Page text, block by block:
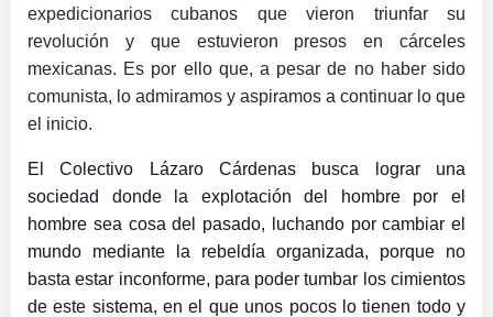
expedicionarios cubanos que vieron triunfar su
revolución y que estuvieron presos en cárceles
mexicanas. Es por ello que, a pesar de no haber sido
comunista, lo admiramos y aspiramos a continuar lo que
el inicio.
El Colectivo Lázaro Cárdenas busca lograr una
sociedad donde la explotación del hombre por el
hombre sea cosa del pasado, luchando por cambiar el
mundo mediante la rebeldía organizada, porque no
basta estar inconforme, para poder tumbar los cimientos
de este sistema, en el que unos pocos lo tienen todo y